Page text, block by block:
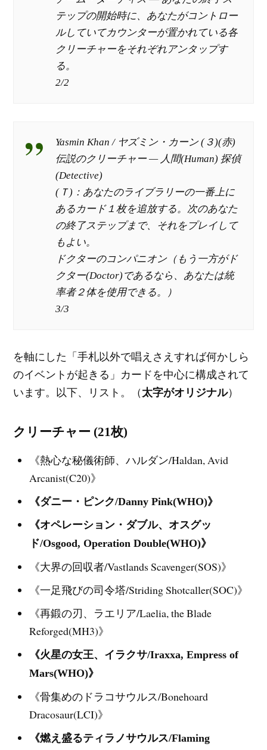
テップの開始時に、あなたがコントロー
ルしていてカウンターが置かれている各
クリーチャーをそれぞれアンタップす
る。
2/2
Yasmin Khan / ヤズミン・カーン (３)(赤)
伝説のクリーチャー — 人間(Human) 探偵
(Detective)
(Ｔ)：あなたのライブラリーの一番上に
あるカード１枚を追放する。次のあなた
の終了ステップまで、それをプレイして
もよい。
ドクターのコンパニオン（もう一方がド
クター(Doctor)であるなら、あなたは統
率者２体を使用できる。）
3/3
を軸にした「手札以外で唱えさえすれば何かしら
のイベントが起きる」カードを中心に構成されて
います。以下、リスト。（ 太字がオリジナル）
クリーチャー (21枚)
《熱心な秘儀術師、ハルダン/Haldan, Avid
Arcanist(C20)》
《ダニー・ピンク/Danny Pink(WHO)》
《オペレーション・ダブル、オスグッ
ド/Osgood, Operation Double(WHO)》
《大界の回収者/Vastlands Scavenger(SOS)》
《一足飛びの司令塔/Striding Shotcaller(SOC)》
《再鍛の刃、ラエリア/Laelia, the Blade
Reforged(MH3)》
《火星の女王、イラクサ/Iraxxa, Empress of
Mars(WHO)》
《骨集めのドラコサウルス/Bonehoard
Dracosaur(LCI)》
《燃え盛るティラノサウルス/Flaming